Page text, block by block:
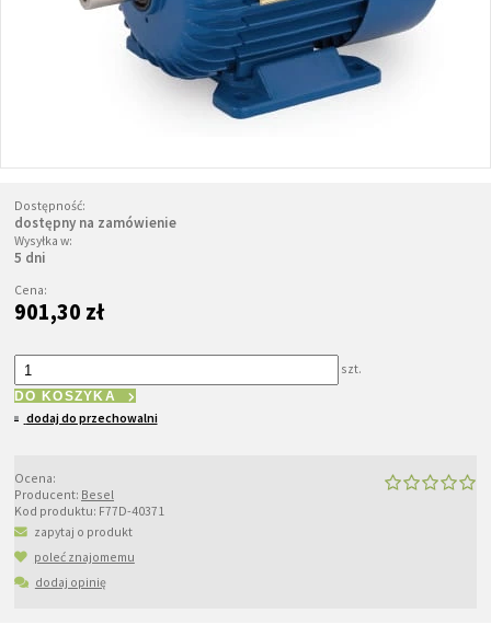
Dostępność:
dostępny na zamówienie
Wysyłka w:
5 dni
Cena:
901,30 zł
szt.
DO KOSZYKA
dodaj do przechowalni
Ocena:
Producent: Besel
Kod produktu: F77D-40371
zapytaj o produkt
poleć znajomemu
dodaj opinię